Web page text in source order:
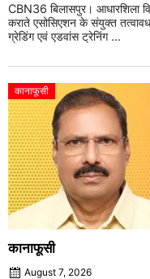
CBN36 बिलासपुर। आधारशिला
कराते एसोसिएशन के संयुक्त
ग्रेडिंग एवं एडवांस ट्रेनिंग ...
कानाफूसी
कानाफूसी
August 7, 2026